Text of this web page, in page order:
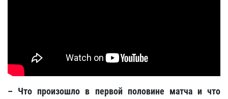
– Что произошло в первой половине матча и что